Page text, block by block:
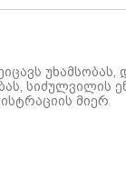
უხამსობას,
სიძულვილის
მიერ